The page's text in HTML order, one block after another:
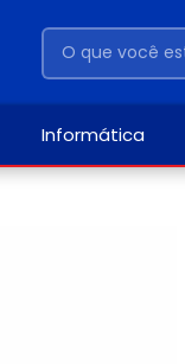
Informática